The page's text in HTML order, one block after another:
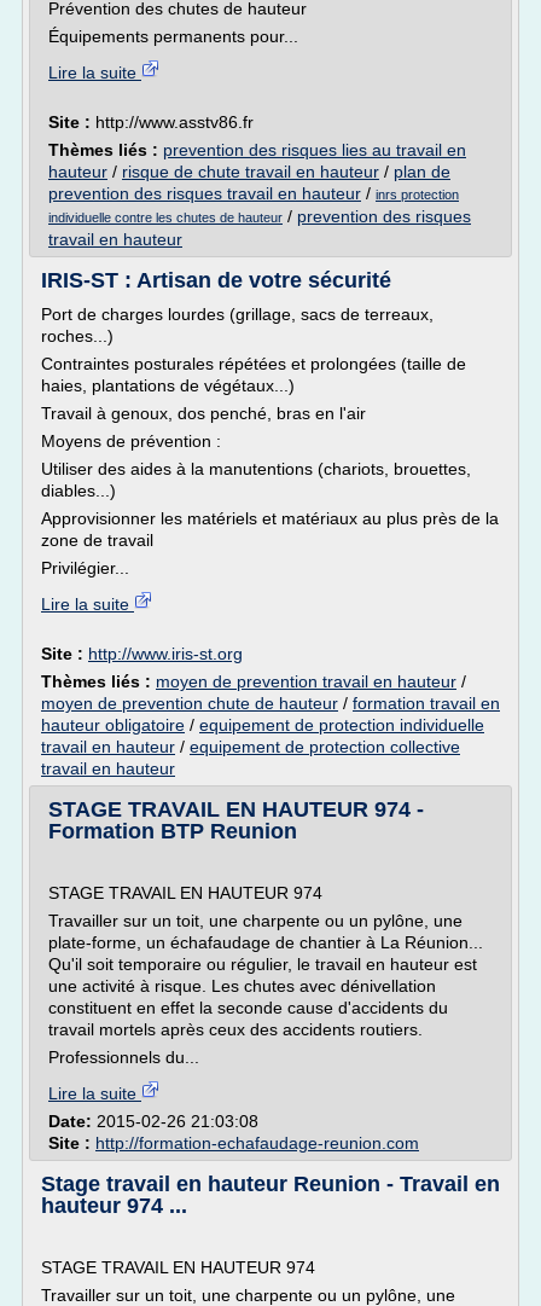
Prévention des chutes de hauteur
Équipements permanents pour...
Lire la suite
Site : http://www.asstv86.fr
Thèmes liés : prevention des risques lies au travail en
hauteur / risque de chute travail en hauteur / plan de
prevention des risques travail en hauteur / inrs protection
individuelle contre les chutes de hauteur / prevention des risques
travail en hauteur
IRIS-ST : Artisan de votre sécurité
Port de charges lourdes (grillage, sacs de terreaux,
roches...)
Contraintes posturales répétées et prolongées (taille de
haies, plantations de végétaux...)
Travail à genoux, dos penché, bras en l'air
Moyens de prévention :
Utiliser des aides à la manutentions (chariots, brouettes,
diables...)
Approvisionner les matériels et matériaux au plus près de la
zone de travail
Privilégier...
Lire la suite
Site : http://www.iris-st.org
Thèmes liés : moyen de prevention travail en hauteur /
moyen de prevention chute de hauteur / formation travail en
hauteur obligatoire / equipement de protection individuelle
travail en hauteur / equipement de protection collective
travail en hauteur
STAGE TRAVAIL EN HAUTEUR 974 -
Formation BTP Reunion
STAGE TRAVAIL EN HAUTEUR 974
Travailler sur un toit, une charpente ou un pylône, une
plate-forme, un échafaudage de chantier à La Réunion...
Qu'il soit temporaire ou régulier, le travail en hauteur est
une activité à risque. Les chutes avec dénivellation
constituent en effet la seconde cause d'accidents du
travail mortels après ceux des accidents routiers.
Professionnels du...
Lire la suite
Date: 2015-02-26 21:03:08
Site : http://formation-echafaudage-reunion.com
Stage travail en hauteur Reunion - Travail en
hauteur 974 ...
STAGE TRAVAIL EN HAUTEUR 974
Travailler sur un toit, une charpente ou un pylône, une